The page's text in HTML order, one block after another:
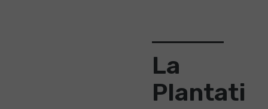
La
Plantati